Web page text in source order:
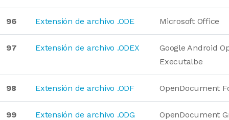
96 Extensión de archivo .ODE Microsoft Office
97 Extensión de archivo .ODEX
Google Android
Executalbe
98 Extensión de archivo .ODF OpenDocument
99 Extensión de archivo .ODG OpenDocument